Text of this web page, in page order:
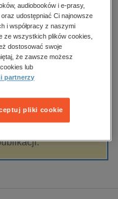
informatyka
Filtrowanie
audiobooków i e-prasy,
udostępniać Ci najnowsze
i współpracy z naszymi
ze wszystkich plików cookies,
dostosować swoje
że zawsze możesz
lub
partnerzy
pliki cookie